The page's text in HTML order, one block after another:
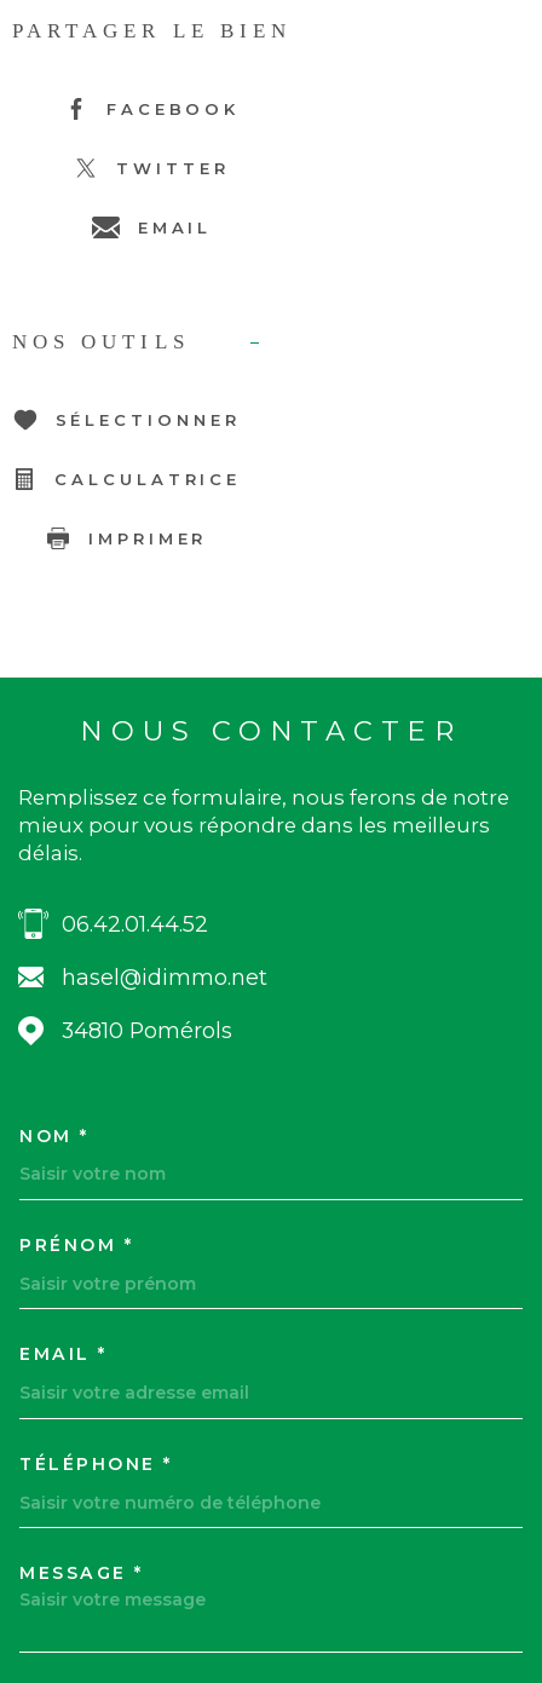
PARTAGER LE BIEN
FACEBOOK
TWITTER
EMAIL
NOS OUTILS
SÉLECTIONNER
CALCULATRICE
IMPRIMER
NOUS CONTACTER
Remplissez ce formulaire, nous ferons de notre
mieux pour vous répondre dans les meilleurs
délais.
06.42.01.44.52
hasel@idimmo.net
34810 Pomérols
NOM *
PRÉNOM *
EMAIL *
TÉLÉPHONE *
MESSAGE *